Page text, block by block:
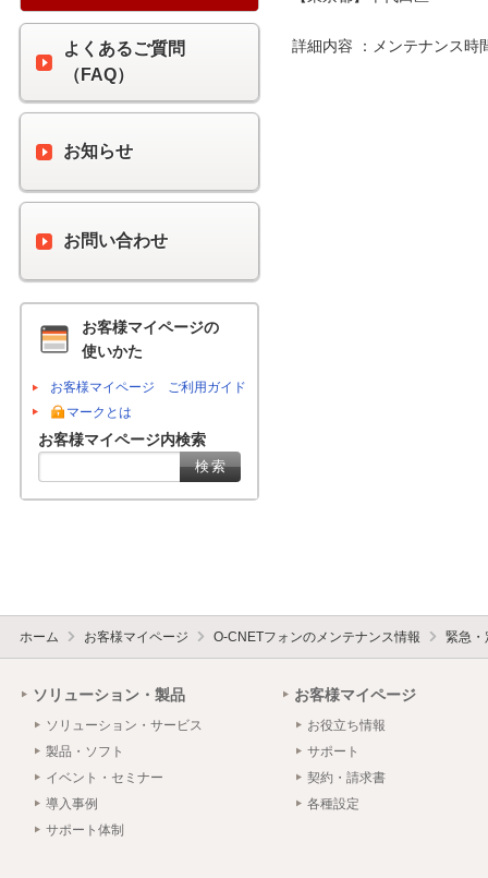
詳細内容 ：メンテナンス時
よくあるご質問
（FAQ）
お知らせ
お問い合わせ
お客様マイページの
使いかた
お客様マイページ ご利用ガイド
マークとは
お客様マイページ内検索
ホーム お客様マイページ O-CNETフォンのメンテナンス情報 緊急・
ソリューション・製品
ソリューション・サービス
製品・ソフト
イベント・セミナー
導入事例
サポート体制
お客様マイページ
お役立ち情報
サポート
契約・請求書
各種設定